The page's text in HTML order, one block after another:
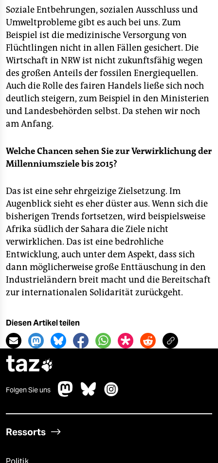
Soziale Entbehrungen, sozialen Ausschluss und
Umweltprobleme gibt es auch bei uns. Zum
Beispiel ist die medizinische Versorgung von
Flüchtlingen nicht in allen Fällen gesichert. Die
Wirtschaft in NRW ist nicht zukunftsfähig wegen
des großen Anteils der fossilen Energiequellen.
Auch die Rolle des fairen Handels ließe sich noch
deutlich steigern, zum Beispiel in den Ministerien
und Landesbehörden selbst. Da stehen wir noch
am Anfang.
Welche Chancen sehen Sie zur Verwirklichung der
Millenniumsziele bis 2015?
Das ist eine sehr ehrgeizige Zielsetzung. Im
Augenblick sieht es eher düster aus. Wenn sich die
bisherigen Trends fortsetzen, wird beispielsweise
Afrika südlich der Sahara die Ziele nicht
verwirklichen. Das ist eine bedrohliche
Entwicklung, auch unter dem Aspekt, dass sich
dann möglicherweise große Enttäuschung in den
Industrieländern breit macht und die Bereitschaft
zur internationalen Solidarität zurückgeht.
Diesen Artikel teilen
taz
Folgen Sie uns
Ressorts